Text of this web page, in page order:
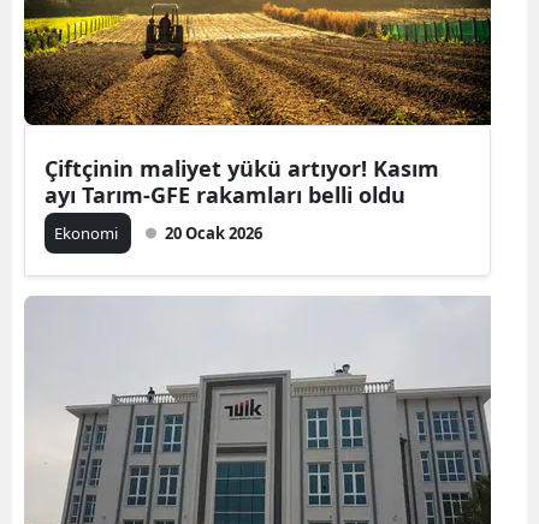
Yozgat
Zonguldak
Kırıkkale
Şırnak
Bartın
Ardahan
Çiftçinin maliyet yükü artıyor! Kasım
ayı Tarım-GFE rakamları belli oldu
Ekonomi 20 Ocak 2026